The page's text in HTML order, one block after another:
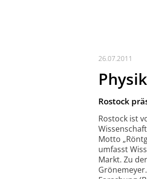
26.07.2011
Rostock
Rostock ist
Motto
umfasst
Markt. Zu